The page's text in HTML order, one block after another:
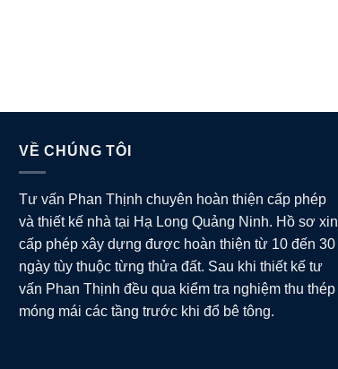
VỀ CHÚNG TÔI
Tư vấn Phan Thịnh chuyên hoàn thiện cấp phép
và thiết kế nhà tại Hạ Long Quảng Ninh. Hồ sơ xin
cấp phép xây dựng được hoàn thiện từ 10 đến 30
ngày tùy thuộc từng thửa đất. Sau khi thiết kế tư
vấn Phan Thịnh đều qua kiểm tra nghiệm thu thép
móng mái các tầng trước khi đổ bê tông.